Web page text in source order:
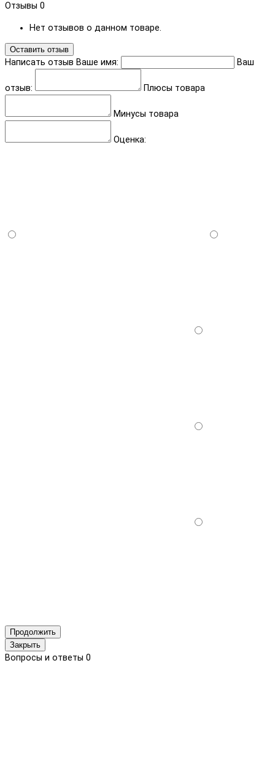
Отзывы 0
Нет отзывов о данном товаре.
Оставить отзыв
Написать отзыв Ваше имя: Ваш
отзыв: Плюсы товара
Минусы товара
Оценка:
Продолжить
Закрыть
Вопросы и ответы 0